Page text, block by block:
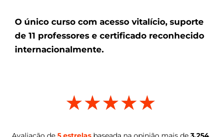
O único curso com acesso vitalício, suporte
de 11 professores e certificado reconhecido
internacionalmente.
★★★★★